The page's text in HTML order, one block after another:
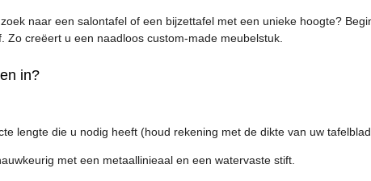
naar een salontafel of een bijzettafel met een unieke hoogte?
Zo creëert u een naadloos custom-made meubelstuk.
in?
lengte die u nodig heeft (houd rekening met de dikte van uw
met een metaallinieaal en een watervaste stift.